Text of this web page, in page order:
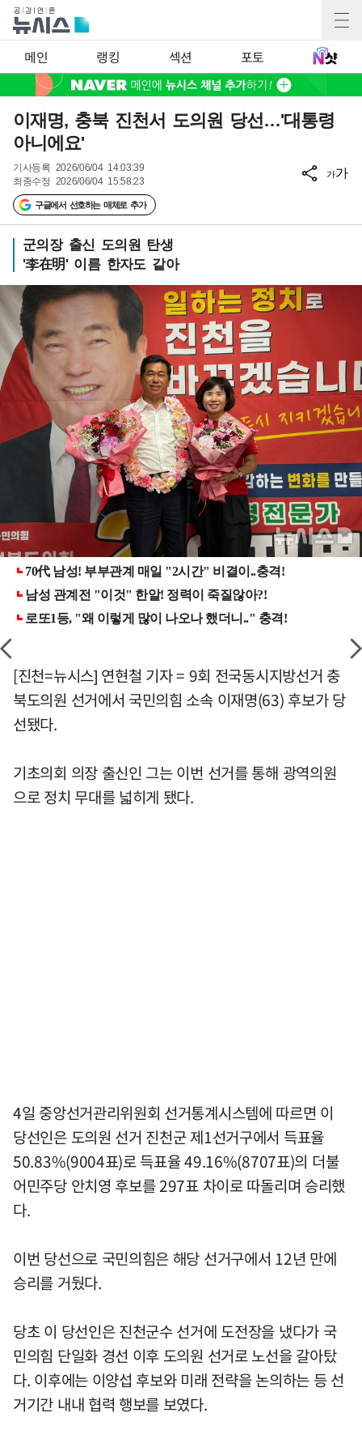
메인 랭킹 섹션 포토
이재명, 충북 진천서 도의원 당선…'대통령
아니에요'
기사등록 2026/06/04 14:03:39
최종수정 2026/06/04 15:58:23
구글에서 선호하는 매체로 추가
가가
군의장 출신 도의원 탄생
'李在明' 이름 한자도 같아
[진천=뉴시스] 연현철 기자 = 9회 전국동시지방선거 충
북도의원 선거에서 국민의힘 소속 이재명(63) 후보가 당
선됐다.
기초의회 의장 출신인 그는 이번 선거를 통해 광역의원
으로 정치 무대를 넓히게 됐다.
4일 중앙선거관리위원회 선거통계시스템에 따르면 이
당선인은 도의원 선거 진천군 제1선거구에서 득표율
50.83%(9004표)로 득표율 49.16%(8707표)의 더불
어민주당 안치영 후보를 297표 차이로 따돌리며 승리했
다.
이번 당선으로 국민의힘은 해당 선거구에서 12년 만에
승리를 거뒀다.
당초 이 당선인은 진천군수 선거에 도전장을 냈다가 국
민의힘 단일화 경선 이후 도의원 선거로 노선을 갈아탔
다. 이후에는 이양섭 후보와 미래 전략을 논의하는 등 선
거기간 내내 협력 행보를 보였다.